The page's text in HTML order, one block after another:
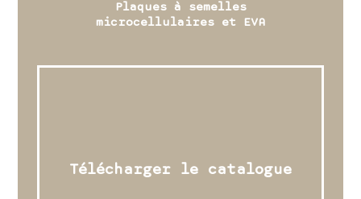
Plaques à semelles
microcellulaires et EVA
Télécharger le catalogue